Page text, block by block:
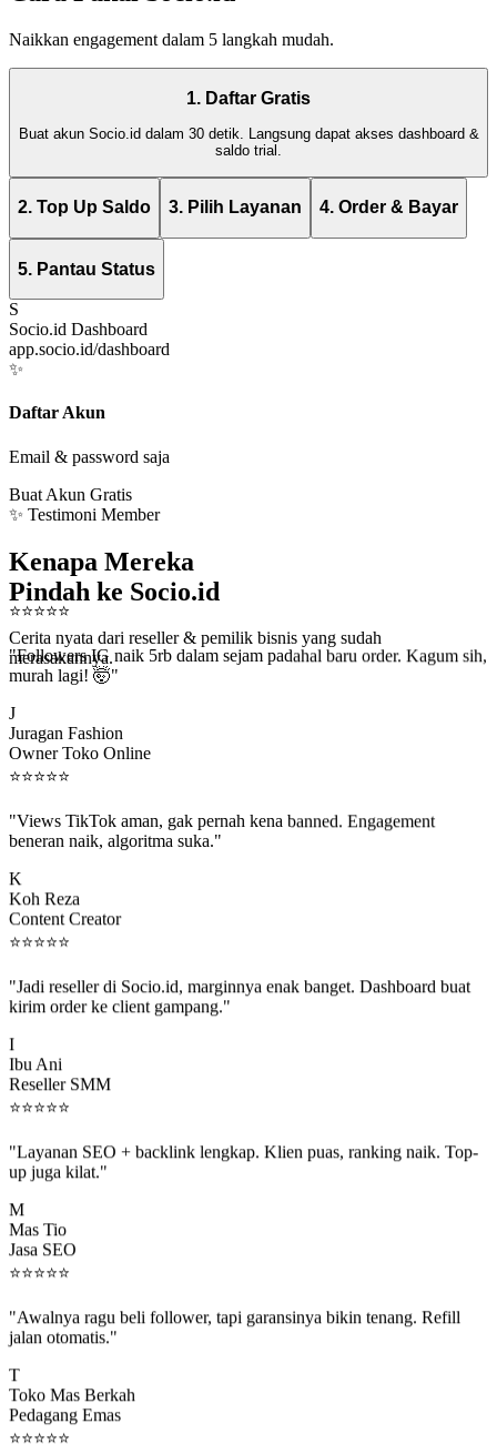
Naikkan engagement dalam 5 langkah mudah.
1. Daftar Gratis
Buat akun Socio.id dalam 30 detik. Langsung dapat akses dashboard &
saldo trial.
2. Top Up Saldo 3. Pilih Layanan 4. Order & Bayar
5. Pantau Status
S
Socio.id Dashboard
app.socio.id/dashboard
✨
Daftar Akun
Email & password saja
Buat Akun Gratis
✨ Testimoni Member
Kenapa Mereka
Pindah ke Socio.id
Cerita nyata dari reseller & pemilik bisnis yang sudah
merasakannya.
⭐⭐⭐⭐⭐
"Followers IG naik 5rb dalam sejam padahal baru order. Kagum sih,
murah lagi! 🤯"
Juragan Fashion
Owner Toko Online
⭐⭐⭐⭐ ⭐
beneran naik, algoritma suka."
Koh Reza
Content Creator
⭐⭐⭐⭐⭐
kirim order ke client gampang."
Ibu Ani
Reseller SMM
⭐⭐⭐⭐⭐
up juga kilat."
Mas Tio
Jasa SEO
⭐⭐⭐⭐⭐
jalan otomatis."
Toko Mas Berkah
Pedagang Emas
⭐⭐⭐⭐⭐